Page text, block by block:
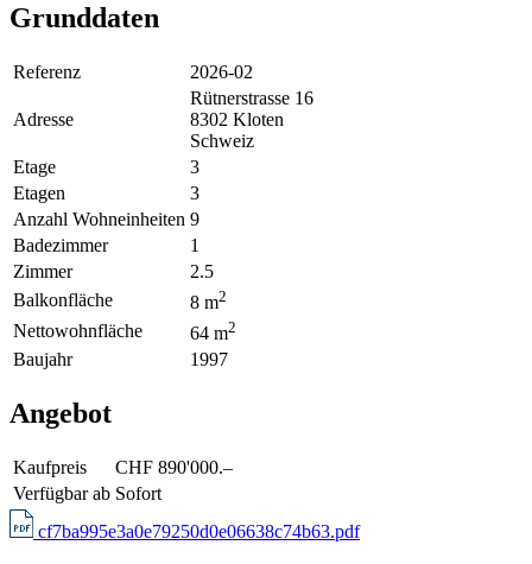
Grunddaten
Referenz 2026-02
Adresse
Rütnerstrasse 16
8302 Kloten
Schweiz
Etage
3
Etagen
3
Anzahl Wohneinheiten 9
Badezimmer
1
Zimmer
2.5
Balkonfläche
8 m2
Nettowohnfläche 64 m2
Baujahr 1997
Angebot
Kaufpreis
CHF 890'000.–
Verfügbar ab Sofort
cf7ba995e3a0e79250d0e06638c74b63.pdf